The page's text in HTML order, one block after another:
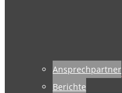
Ansprechpartner
Berichte